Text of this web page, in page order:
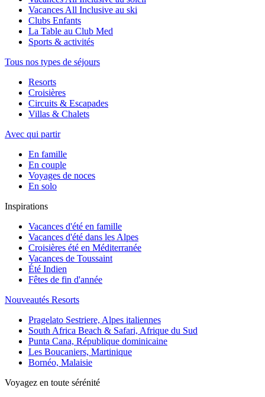
Vacances All Inclusive au ski
Clubs Enfants
La Table au Club Med
Sports & activités
Tous nos types de séjours
Resorts
Croisières
Circuits & Escapades
Villas & Chalets
Avec qui partir
En famille
En couple
Voyages de noces
En solo
Inspirations
Vacances d'été en famille
Vacances d'été dans les Alpes
Croisières été en Méditerranée
Vacances de Toussaint
Été Indien
Fêtes de fin d'année
Nouveautés Resorts
Pragelato Sestriere, Alpes italiennes
South Africa Beach & Safari, Afrique du Sud
Punta Cana, République dominicaine
Les Boucaniers, Martinique
Bornéo, Malaisie
Voyagez en toute sérénité